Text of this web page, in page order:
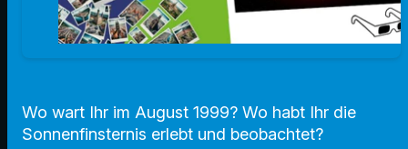
Wo wart Ihr im August 1999? Wo habt Ihr die
Sonnenfinsternis erlebt und beobachtet?